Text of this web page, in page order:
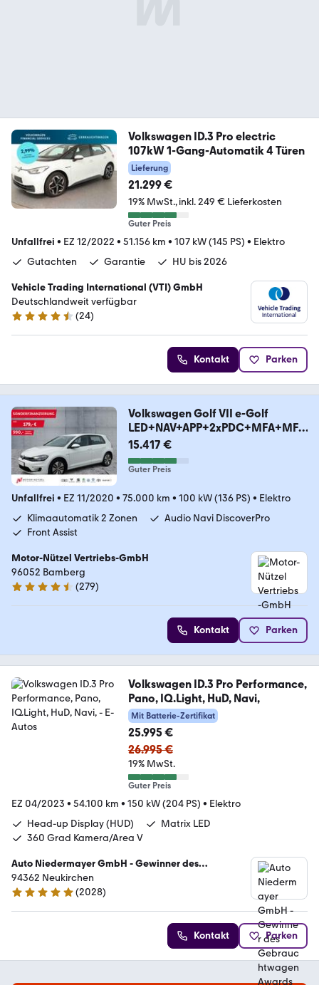
Volkswagen ID.3 Pro electric
107kW 1-Gang-Automatik 4 Türen
Lieferung
21.299 €
19% MwSt. inkl. 249 € Lieferkosten
Guter Preis
Unfallfrei • EZ 12/2022 • 51.156 km • 107 kW (145 PS) • Elektro
Gutachten
Garantie HU bis 2026
Vehicle Trading International (VTI) GmbH
Deutschlandweit verfügbar
4.4 Sterne
(24)
Kontakt Parken
Volkswagen Golf VII e-Golf
LED+NAV+APP+2xPDC+MFA+MFL
+LM16"
15.417 €
Guter Preis
Unfallfrei • EZ 11/2020 • 75.000 km • 100 kW (136 PS) • Elektro
Klimaautomatik 2 Zonen
Audio Navi DiscoverPro
Front Assist
Motor-Nützel Vertriebs-GmbH
96052 Bamberg
4.7 Sterne
(279)
Kontakt Parken
Volkswagen ID.3 Pro Performance,
Pano, IQ.Light, HuD, Navi,
Mit Batterie-Zertifikat
25.995 €
26.995 €
19% MwSt.
Guter Preis
EZ 04/2023 • 54.100 km • 150 kW (204 PS) • Elektro
Head-up Display (HUD)
Matrix LED
360 Grad Kamera/Area V
Auto Niedermayer GmbH - Gewinner des
Gebrauchtwagen Awards 2025
94362 Neukirchen
4.9 Sterne
(2028)
Kontakt Parken